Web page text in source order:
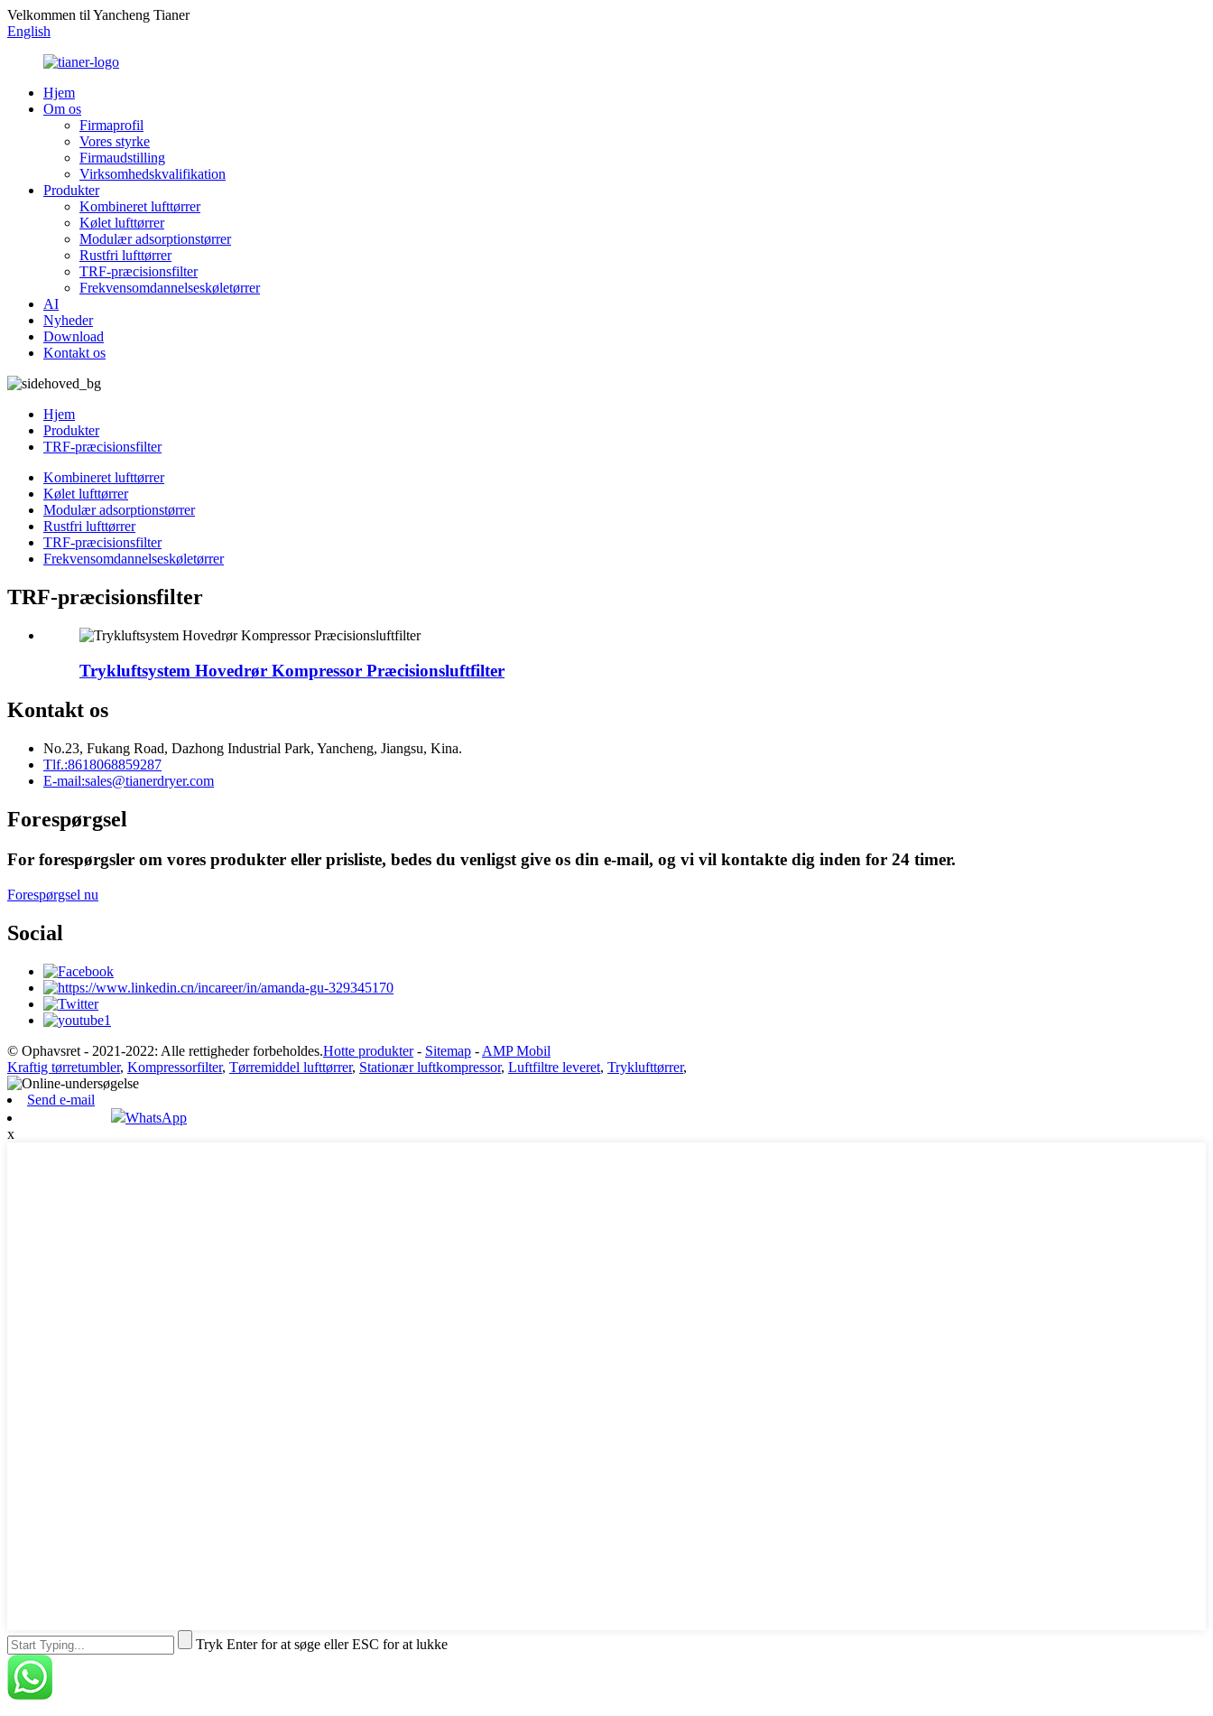
Velkommen til Yancheng Tianer
English
Hjem
Om os
Firmaprofil
Vores styrke
Firmaudstilling
Virksomhedskvalifikation
Produkter
Kombineret lufttørrer
Kølet lufttørrer
Modulær adsorptionstørrer
Rustfri lufttørrer
TRF-præcisionsfilter
Frekvensomdannelseskøletørrer
AI
Nyheder
Download
Kontakt os
Hjem
Produkter
TRF-præcisionsfilter
Kombineret lufttørrer
Kølet lufttørrer
Modulær adsorptionstørrer
Rustfri lufttørrer
TRF-præcisionsfilter
Frekvensomdannelseskøletørrer
TRF-præcisionsfilter
Trykluftsystem Hovedrør Kompressor Præcisionsluftfilter
Kontakt os
No.23, Fukang Road, Dazhong Industrial Park, Yancheng, Jiangsu, Kina.
Tlf.:8618068859287
E-mail:sales@tianerdryer.com
Forespørgsel
For forespørgsler om vores produkter eller prisliste, bedes du venligst give os din e-mail, og vi vil kontakte dig inden for 24 timer.
Forespørgsel nu
Social
© Ophavsret - 2021-2022: Alle rettigheder forbeholdes.Hotte produkter- Sitemap - AMP Mobil
Kraftig tørretumbler, Kompressorfilter, Tørremiddel lufttørrer, Stationær luftkompressor, Luftfiltre leveret, Tryklufttørrer,
Send e-mail
WhatsApp
x
Tryk Enter for at søge eller ESC for at lukke